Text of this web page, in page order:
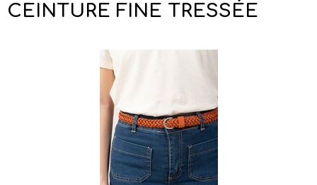
CEINTURE FINE TRESSÉE